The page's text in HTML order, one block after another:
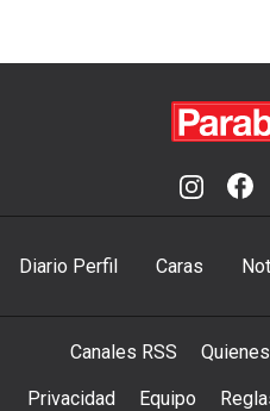
Diario Perfil Caras
Canales RSS
Privacidad Equipo